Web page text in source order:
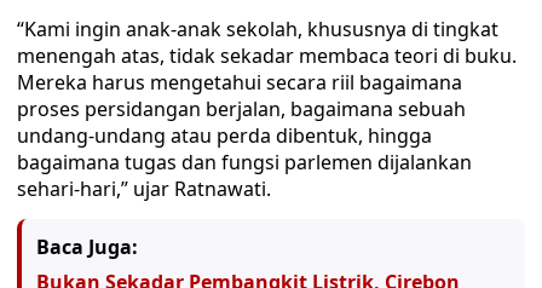
“Kami ingin anak-anak sekolah, khususnya di tingkat
menengah atas, tidak sekadar membaca teori di buku.
Mereka harus mengetahui secara riil bagaimana
proses persidangan berjalan, bagaimana sebuah
undang-undang atau perda dibentuk, hingga
bagaimana tugas dan fungsi parlemen dijalankan
sehari-hari,” ujar Ratnawati.
Baca Juga:
Bukan Sekadar Pembangkit Listrik, Cirebon